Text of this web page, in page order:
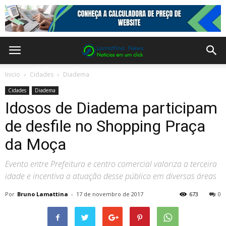
Inicio Cidades Diadema
Cidades Diadema
Idosos de Diadema participam
de desfile no Shopping Praça
da Moça
Evento entre Prefeitura e centro comercial valoriza a terceira
idade e incentiva a atuação desse público em diversas áreas
Por Bruno Lamattina - 17 de novembro de 2017 0
673